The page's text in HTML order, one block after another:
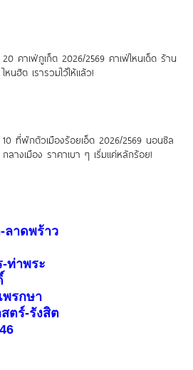
20 คาเฟ่ภูเก็ต 2026/2569 คาเฟ่ไหนเด็ด ร้าน
ไหนฮิต เรารวมไว้ให้แล้ว!
10 ที่พักตัวเมืองร้อยเอ็ด 2026/2569 นอนชิล
กลางเมือง ราคาเบา ๆ เริ่มแค่หลักร้อย!
ลาดพร้าว
-ท่าพระ
รกษา
ตร์-รังสิต